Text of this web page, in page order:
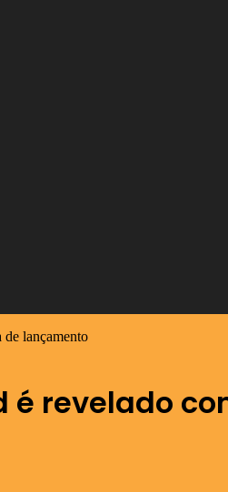
de lançamento
é revelado